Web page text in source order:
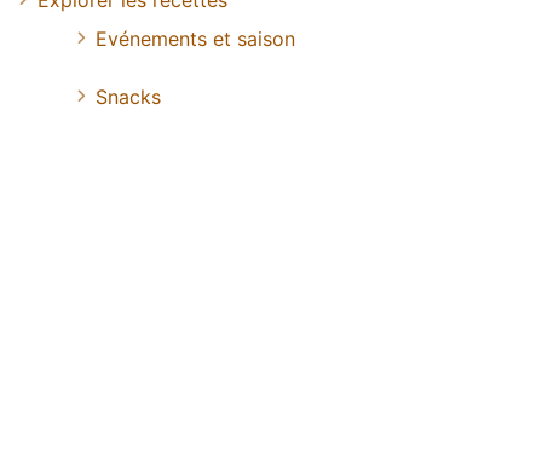
Evénements et saison
Snacks